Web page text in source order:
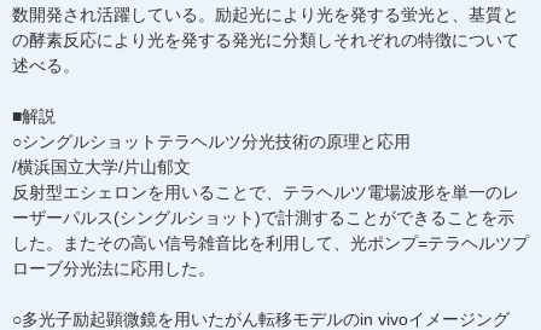
数開発され活躍している。励起光により光を発する蛍光と、基質と
の酵素反応により光を発する発光に分類しそれぞれの特徴について
述べる。
■解説
○シングルショットテラヘルツ分光技術の原理と応用
/横浜国立大学/片山郁文
反射型エシェロンを用いることで、テラヘルツ電場波形を単一のレ
ーザーパルス(シングルショット)で計測することができることを示
した。またその高い信号雑音比を利用して、光ポンプ=テラヘルツプ
ローブ分光法に応用した。
○多光子励起顕微鏡を用いたがん転移モデルのin vivoイメージング